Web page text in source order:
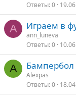
Ответы 0
A Играем в
ann_luneva
Ответы 0
A Бампербол
Alexpas
Ответы 0